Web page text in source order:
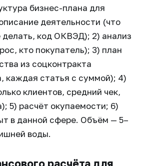
бизнес-плана для
деятельности (что
делать, код ОКВЭД); 2) анализ
кто покупатель); 3) план
из соцконтракта
каждая статья с суммой); 4)
клиентов, средний чек,
5) расчёт окупаемости; 6)
в данной сфере. Объём — 5–
воды.